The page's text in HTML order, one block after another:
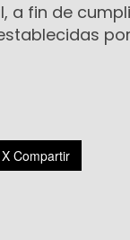
a fin de
X Compartir